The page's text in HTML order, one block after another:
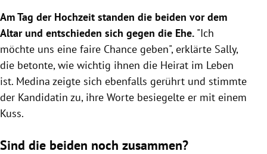
Am Tag der Hochzeit standen die beiden vor dem
Altar und entschieden sich gegen die Ehe. "Ich
möchte uns eine faire Chance geben", erklärte Sally,
die betonte, wie wichtig ihnen die Heirat im Leben
ist. Medina zeigte sich ebenfalls gerührt und stimmte
der Kandidatin zu, ihre Worte besiegelte er mit einem
Kuss.
Sind die beiden noch zusammen?